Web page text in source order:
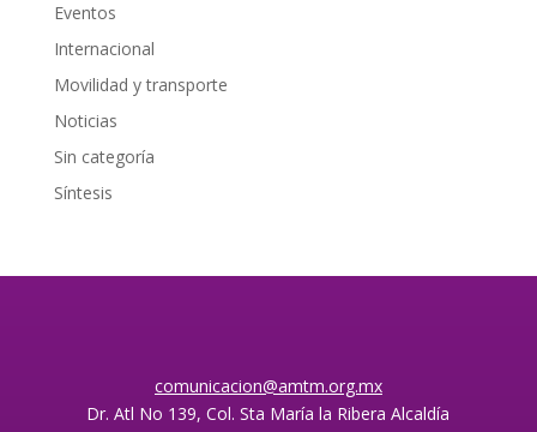
Eventos
Internacional
Movilidad y transporte
Noticias
Sin categoría
Síntesis
comunicacion@amtm.org.mx
Dr. Atl No 139, Col. Sta María la Ribera Alcaldía